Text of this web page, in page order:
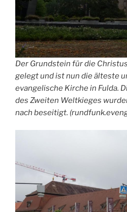
Der Grundstein für die
gelegt und ist nun die älteste
evangelische Kirche in Fulda.
des Zweiten Weltkieges
nach beseitigt.